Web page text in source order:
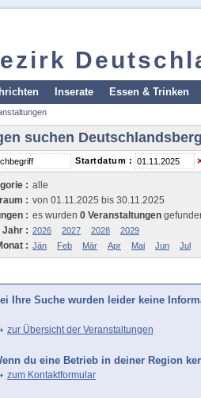
Inserate Essen & Trinken
suchen Deutschlandsberg
Startdatum :
: alle
: von 01.11.2025 bis 30.11.2025
: es wurden 0 Veranstaltungen
Jahr : 2026 2027 2028 2029
: Jän Feb Mär Apr Mai Jun Jul
Ihre Suche wurden leider keine
zur Übersicht der Veranstaltungen
du eine Betrieb in deiner Region
zum Kontaktformular